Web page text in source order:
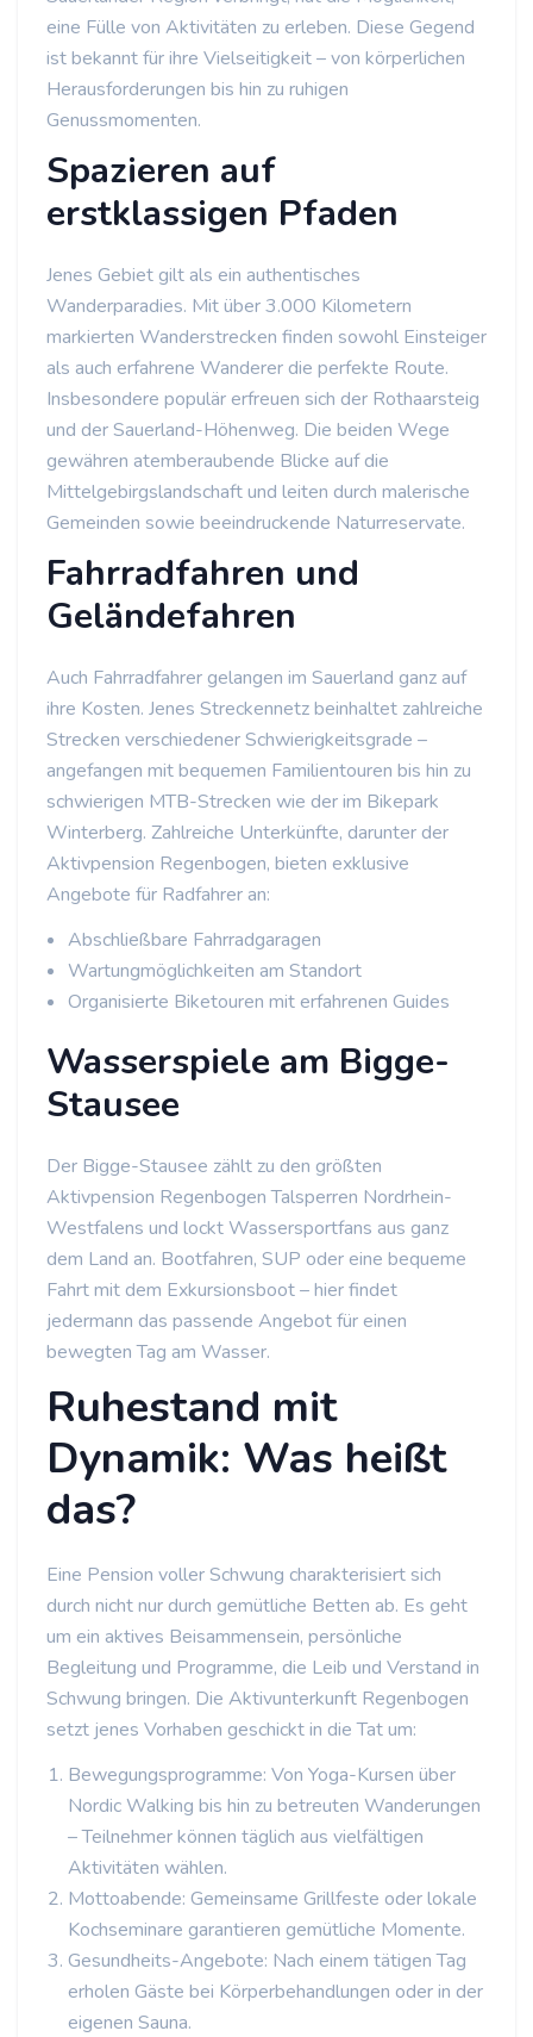
eine Fülle von Aktivitäten zu erleben. Diese Gegend
ist bekannt für ihre Vielseitigkeit – von körperlichen
Herausforderungen bis hin zu ruhigen
Genussmomenten.
Spazieren auf
erstklassigen Pfaden
Jenes Gebiet gilt als ein authentisches
Wanderparadies. Mit über 3.000 Kilometern
markierten Wanderstrecken finden sowohl Einsteiger
als auch erfahrene Wanderer die perfekte Route.
Insbesondere populär erfreuen sich der Rothaarsteig
und der Sauerland-Höhenweg. Die beiden Wege
gewähren atemberaubende Blicke auf die
Mittelgebirgslandschaft und leiten durch malerische
Gemeinden sowie beeindruckende Naturreservate.
Fahrradfahren und
Geländefahren
Auch Fahrradfahrer gelangen im Sauerland ganz auf
ihre Kosten. Jenes Streckennetz beinhaltet zahlreiche
Strecken verschiedener Schwierigkeitsgrade –
angefangen mit bequemen Familientouren bis hin zu
schwierigen MTB-Strecken wie der im Bikepark
Winterberg. Zahlreiche Unterkünfte, darunter der
Aktivpension Regenbogen, bieten exklusive
Angebote für Radfahrer an:
Abschließbare Fahrradgaragen
Wartungmöglichkeiten am Standort
Organisierte Biketouren mit erfahrenen Guides
Wasserspiele am Bigge-
Stausee
Der Bigge-Stausee zählt zu den größten
Aktivpension Regenbogen Talsperren Nordrhein-
Westfalens und lockt Wassersportfans aus ganz
dem Land an. Bootfahren, SUP oder eine bequeme
Fahrt mit dem Exkursionsboot – hier findet
jedermann das passende Angebot für einen
bewegten Tag am Wasser.
Ruhestand mit
Dynamik: Was heißt
das?
Eine Pension voller Schwung charakterisiert sich
durch nicht nur durch gemütliche Betten ab. Es geht
um ein aktives Beisammensein, persönliche
Begleitung und Programme, die Leib und Verstand in
Schwung bringen. Die Aktivunterkunft Regenbogen
setzt jenes Vorhaben geschickt in die Tat um:
Bewegungsprogramme: Von Yoga-Kursen über
Nordic Walking bis hin zu betreuten Wanderungen
– Teilnehmer können täglich aus vielfältigen
Aktivitäten wählen.
Mottoabende: Gemeinsame Grillfeste oder lokale
Kochseminare garantieren gemütliche Momente.
Gesundheits-Angebote: Nach einem tätigen Tag
erholen Gäste bei Körperbehandlungen oder in der
eigenen Sauna.